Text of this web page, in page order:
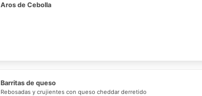
Aros de Cebolla
Barritas de queso
Rebosadas y crujientes con queso cheddar derretido